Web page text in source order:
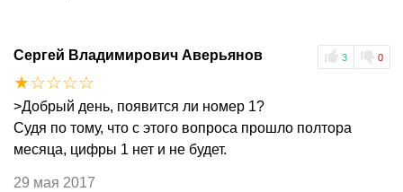
Сергей Владимирович Аверьянов 3 0
☆
☆
☆
☆
☆
>Добрый день, появится ли номер 1?
Судя по тому, что с этого вопроса прошло полтора
месяца, цифры 1 нет и не будет.
29 мая 2017